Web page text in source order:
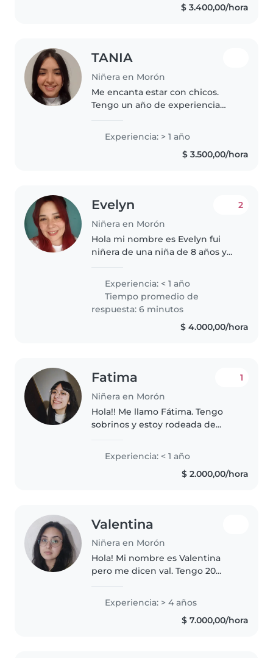
hacer manualidades y jugar...
$ 3.400,00/hora
TANIA
Niñera en Morón
Me encanta estar con chicos.
Tengo un año de experiencia
preescolares. Soy responsable,
empática y tranquila, y disfruto
ayudar en tareas, cocinar y
Experiencia: > 1 año
$ 3.500,00/hora
Evelyn
Niñera en Morón
2
Hola mi nombre es Evelyn fui
niñera de una niña de 8 años y
atenta , paciente y dedicada.
estudio para ser seño de teatro
preferentemente de jardín,..
Experiencia: < 1 año
Tiempo promedio de
respuesta: 6 minutos
$ 4.000,00/hora
Fatima
Niñera en Morón
1
Hola!! Me llamo Fátima. Tengo
sobrinos y estoy rodeada de
niñera por 3 años y me gustaría
seguir haciéndolo. Tengo
Experiencia: < 1 año
$ 2.000,00/hora
Valentina
Niñera en Morón
Hola! Mi nombre es Valentina
pero me dicen val. Tengo 20
carrera de derecho. Fui
animadora en actividades
extracurriculares los findes de
Experiencia: > 4 años
$ 7.000,00/hora